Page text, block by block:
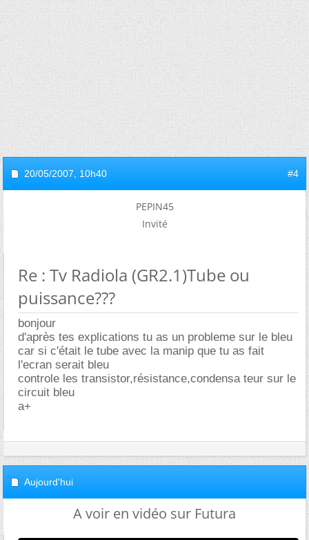
20/05/2007, 10h40 #4
PEPIN45
Invité
Re : Tv Radiola (GR2.1)Tube ou
puissance???
bonjour
d'après tes explications tu as un probleme sur le bleu
car si c'était le tube avec la manip que tu as fait
l'ecran serait bleu
controle les transistor,résistance,condensa teur sur le
circuit bleu
a+
Aujourd'hui
A voir en vidéo sur Futura